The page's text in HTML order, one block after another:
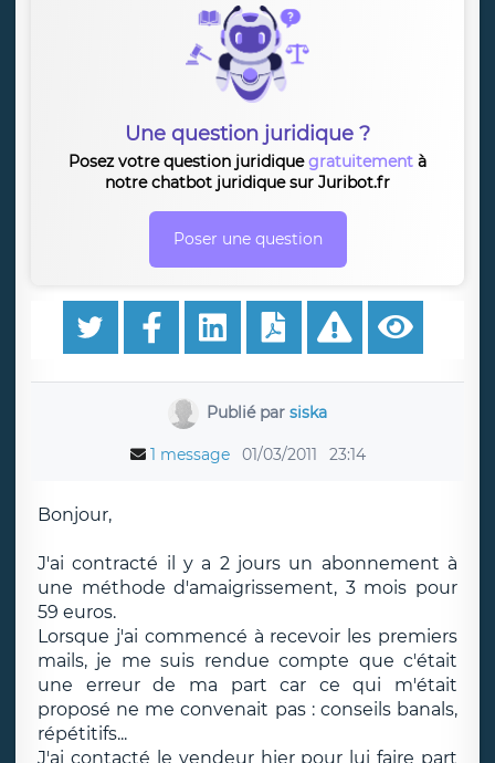
Une question juridique ?
Posez votre question juridiquegratuitement à
notre chatbot juridique sur Juribot.fr
Poser une question
Publié parsiska
1 message 01/03/2011 23:14
Bonjour,
J'ai contracté il y a 2 jours un abonnement à
une méthode d'amaigrissement, 3 mois pour
59 euros.
Lorsque j'ai commencé à recevoir les premiers
mails, je me suis rendue compte que c'était
une erreur de ma part car ce qui m'était
proposé ne me convenait pas : conseils banals,
répétitifs...
J'ai contacté le vendeur hier pour lui faire part